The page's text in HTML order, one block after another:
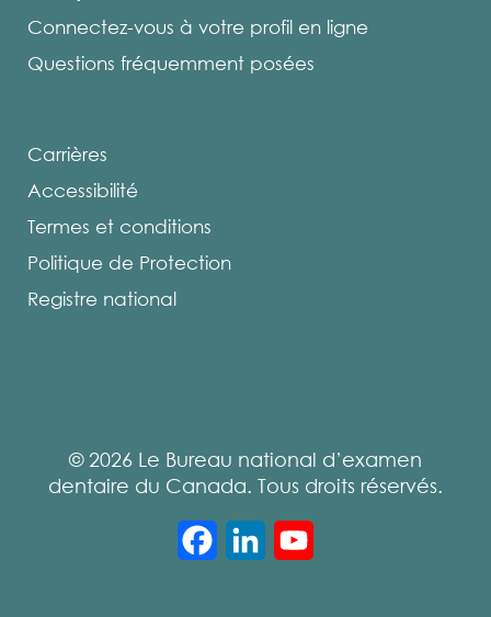
Connectez-vous à votre profil en ligne
Questions fréquemment posées
Carrières
Accessibilité
Termes et conditions
Politique de Protection
Registre national
© 2026 Le Bureau national d’examen
dentaire du Canada. Tous droits réservés.
Facebook
LinkedIn